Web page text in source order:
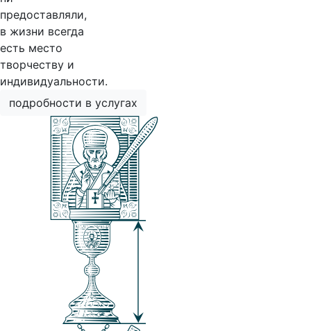
предоставляли,
в жизни всегда
есть место
творчеству и
индивидуальности.
подробности в услугах